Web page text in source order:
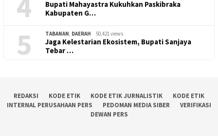
Bupati Mahayastra Kukuhkan Paskibraka
Kabupaten G…
5 TABANAN, DAERAH 50,421 views
Jaga Kelestarian Ekosistem, Bupati Sanjaya
Tebar …
REDAKSI KODE ETIK KODE ETIK JURNALISTIK
KODE ETIK
INTERNAL PERUSAHAAN PERS
PEDOMAN MEDIA SIBER
VERIFIKASI
DEWAN PERS